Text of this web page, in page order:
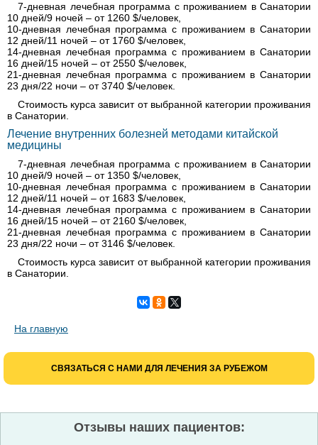
7-дневная лечебная программа с проживанием в Санатории
10 дней/9 ночей – от 1260 $/человек,
10-дневная лечебная программа с проживанием в Санатории
12 дней/11 ночей – от 1760 $/человек,
14-дневная лечебная программа с проживанием в Санатории
16 дней/15 ночей – от 2550 $/человек,
21-дневная лечебная программа с проживанием в Санатории
23 дня/22 ночи – от 3740 $/человек.
Стоимость курса зависит от выбранной категории проживания
в Санатории.
Лечение внутренних болезней методами китайской
медицины
7-дневная лечебная программа с проживанием в Санатории
10 дней/9 ночей – от 1350 $/человек,
10-дневная лечебная программа с проживанием в Санатории
12 дней/11 ночей – от 1683 $/человек,
14-дневная лечебная программа с проживанием в Санатории
16 дней/15 ночей – от 2160 $/человек,
21-дневная лечебная программа с проживанием в Санатории
23 дня/22 ночи – от 3146 $/человек.
Стоимость курса зависит от выбранной категории проживания
в Санатории.
На главную
СВЯЗАТЬСЯ С НАМИ ДЛЯ ЛЕЧЕНИЯ ЗА РУБЕЖОМ
Отзывы наших пациентов: